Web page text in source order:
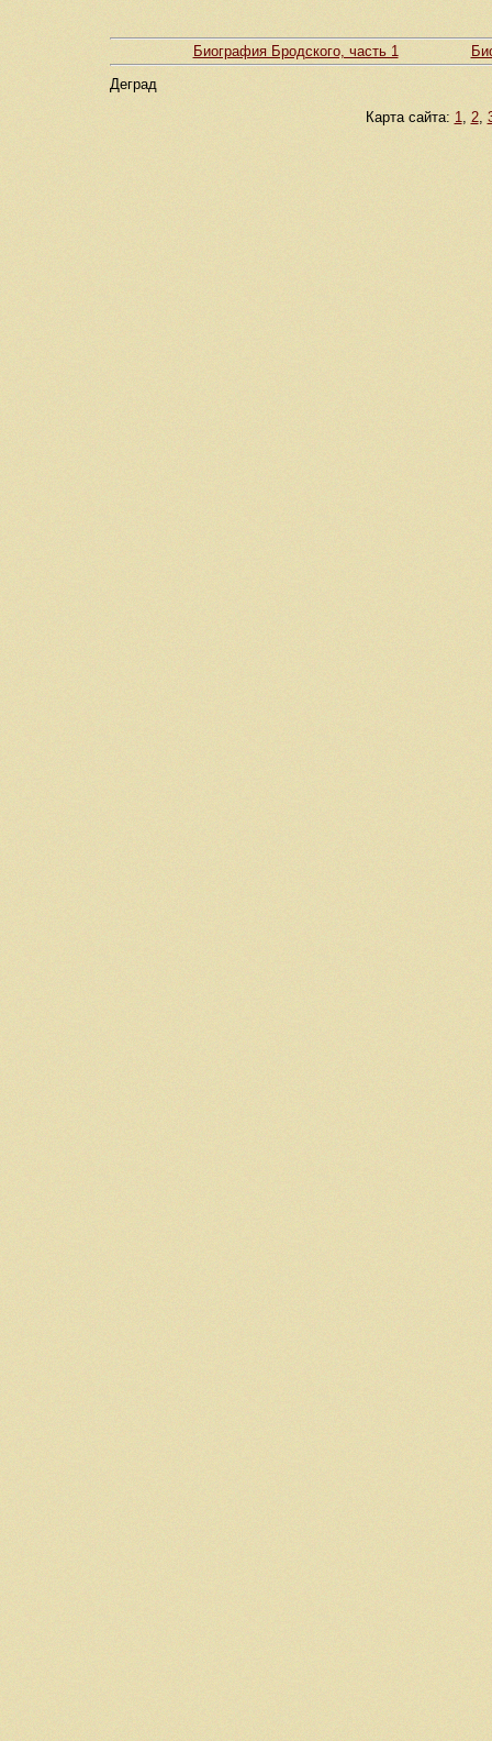
Биография Бродского, часть 1
Деград
Карта сайта: 1, 2,